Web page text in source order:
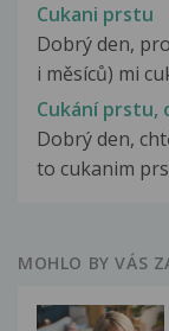
Cukani prstu
Dobrý den,
i měsíců) mi
Cukání prstu,
Dobrý den,
to cukanim
MOHLO BY VÁS